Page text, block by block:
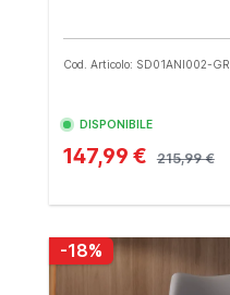
Cod. Articolo: SD01ANI002-GR
DISPONIBILE
147,99 € 215,99 €
-18%